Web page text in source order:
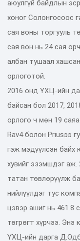
аюулгүй байдлын
хоног Солонгосоос
сая воны торгууль
сая вон нь 24 сая
албан тушаал
орлоготой.
2016 онд ҮХЦ-ийн
байсан бол 2017,
орлого ч мөн 19
Rav­4 болон Prius­ээ
гэж мэдүүлсэн байх
хувийг эзэмшдэг аж.
татан төвлөрүүлж
нийлүүлдэг тус
цэвэр ашиг нь 461.8
төгрөгт хүрчээ. Энэ
ҮХЦ-ийн дарга